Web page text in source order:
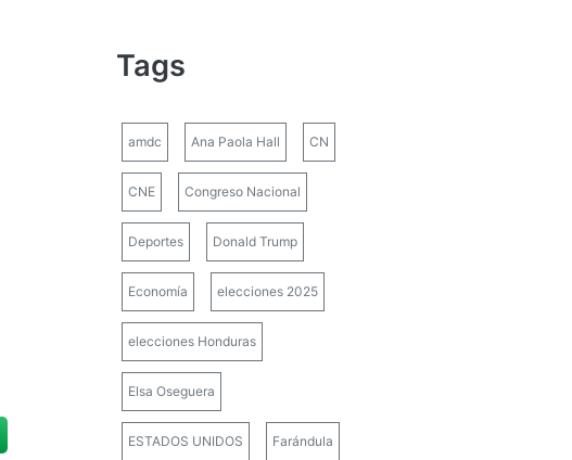
Tags
amdc Ana Paola Hall CN
CNE Congreso Nacional
Deportes Donald Trump
Economía elecciones 2025
elecciones Honduras
Elsa Oseguera
ESTADOS UNIDOS Farándula